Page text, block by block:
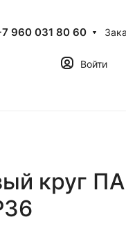
960 031 80 60
Войти
круг